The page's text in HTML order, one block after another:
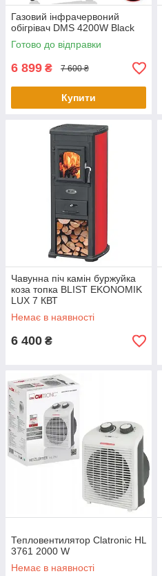
Газовий інфрачервоний
обігрівач DMS 4200W Black
Готово до відправки
6 899 ₴ 7 600 ₴
Купити
Чавунна піч камін буржуйка
коза топка BLIST EKONOMIK
LUX 7 КВТ
Немає в наявності
6 400 ₴
Тепловентилятор Clatronic HL
3761 2000 W
Немає в наявності